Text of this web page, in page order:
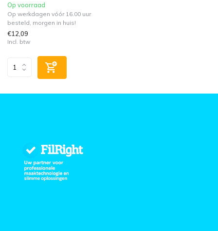
Op voorraad
Op werkdagen vóór 16.00 uur
besteld, morgen in huis!
€12,09
Incl. btw